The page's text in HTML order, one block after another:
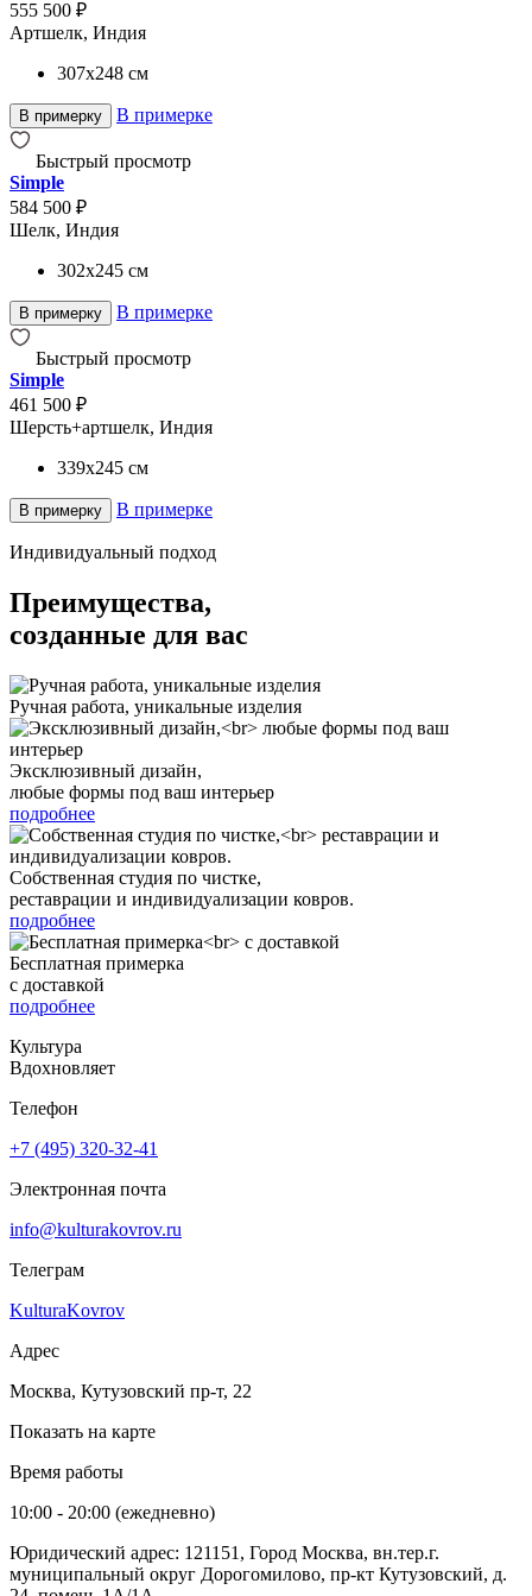
555 500 ₽
Артшелк, Индия
307x248 см
В примерку В примерке
Быстрый просмотр
Simple
584 500 ₽
Шелк, Индия
302x245 см
В примерку В примерке
Быстрый просмотр
Simple
461 500 ₽
Шерсть+артшелк, Индия
339x245 см
В примерку В примерке
Индивидуальный подход
Преимущества,
созданные для вас
Ручная работа, уникальные изделия
Эксклюзивный дизайн,
любые формы под ваш интерьер
подробнее
Собственная студия по чистке,
реставрации и индивидуализации ковров.
подробнее
Бесплатная примерка
с доставкой
подробнее
Культура
Вдохновляет
Телефон
+7 (495) 320-32-41
Электронная почта
info@kulturakovrov.ru
Телеграм
KulturaKovrov
Адрес
Москва, Кутузовский пр-т, 22
Показать на карте
Время работы
10:00 - 20:00 (ежедневно)
Юридический адрес: 121151, Город Москва, вн.тер.г.
муниципальный округ Дорогомилово, пр-кт Кутузовский, д.